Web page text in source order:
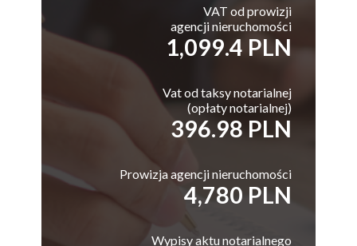
VAT od prowizji
agencji nieruchomości
1,099.4 PLN
Vat od taksy notarialnej
(opłaty notarialnej)
396.98 PLN
Prowizja agencji nieruchomości
4,780 PLN
Wypisy aktu notarialnego